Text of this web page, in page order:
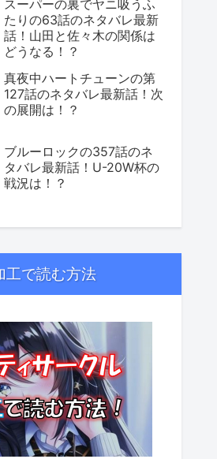
スーパーの裏でヤニ吸うふ
たりの63話のネタバレ最新
話！山田と佐々木の関係は
どうなる！？
真夜中ハートチューンの第
127話のネタバレ最新話！次
の展開は！？
ブルーロックの357話のネ
タバレ最新話！U-20W杯の
戦況は！？
工で読む方法